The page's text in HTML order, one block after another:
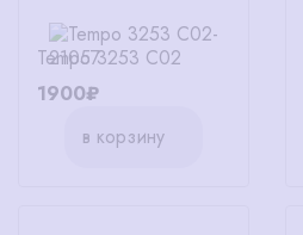
Tempo 3253 C02
1900₽
в корзину